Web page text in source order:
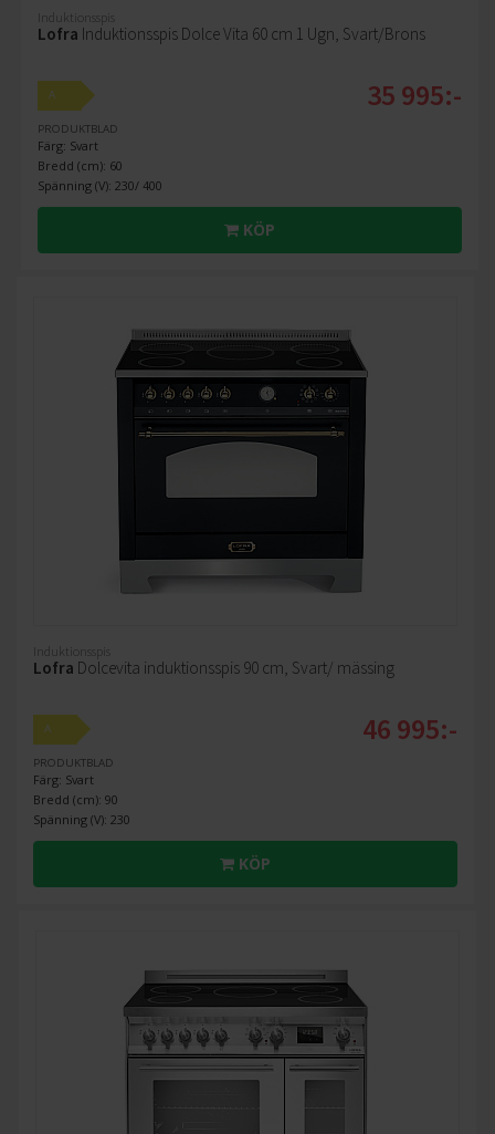
Induktionsspis
Lofra Induktionsspis Dolce Vita 60 cm 1 Ugn, Svart/Brons
A
PRODUKTBLAD
Färg: Svart
Bredd (cm): 60
Spänning (V): 230/ 400
35 995:-
KÖP
Induktionsspis
Lofra Dolcevita induktionsspis 90 cm, Svart/ mässing
A
PRODUKTBLAD
Färg: Svart
Bredd (cm): 90
Spänning (V): 230
46 995:-
KÖP